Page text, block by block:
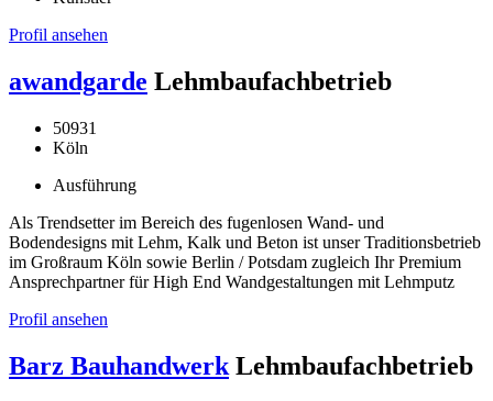
Profil ansehen
awandgarde Lehmbaufachbetrieb
50931
Köln
Ausführung
Als Trendsetter im Bereich des fugenlosen Wand- und
Bodendesigns mit Lehm, Kalk und Beton ist unser Traditionsbetrieb
im Großraum Köln sowie Berlin / Potsdam zugleich Ihr Premium
Ansprechpartner für High End Wandgestaltungen mit Lehmputz
Profil ansehen
Barz Bauhandwerk Lehmbaufachbetrieb